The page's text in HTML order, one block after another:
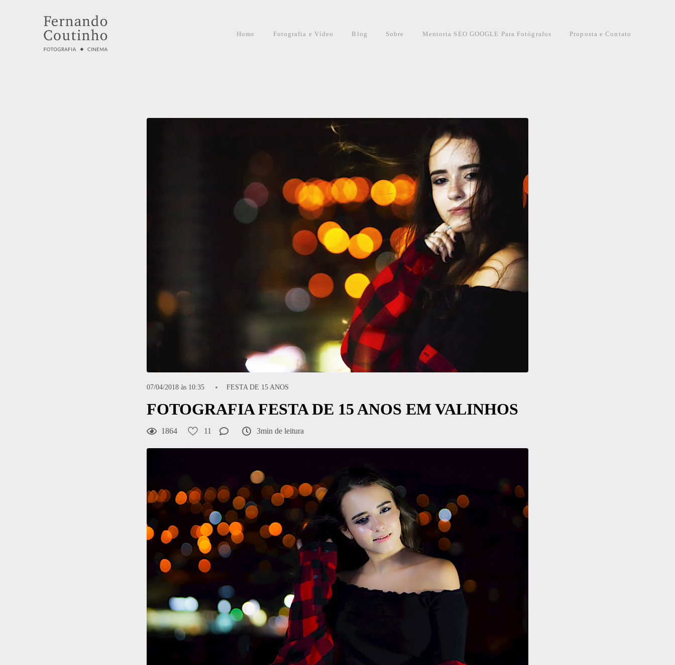
Home Fotografia e Vídeo Blog Sobre Mentoria SEO GOOGLE Para Fotógrafos Proposta e Contato
07/04/2018 às 10:35 FESTA DE 15 ANOS
FOTOGRAFIA FESTA DE 15 ANOS EM VALINHOS
1864 11 3min de leitura